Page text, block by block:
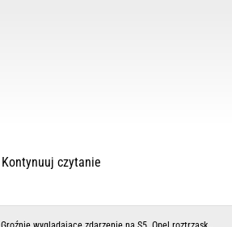
Kontynuuj czytanie